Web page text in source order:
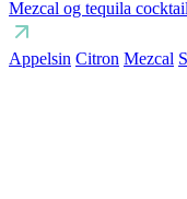
Mezcal og tequila
Appelsin Citron Mezcal